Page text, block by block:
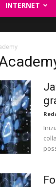
INTERNET